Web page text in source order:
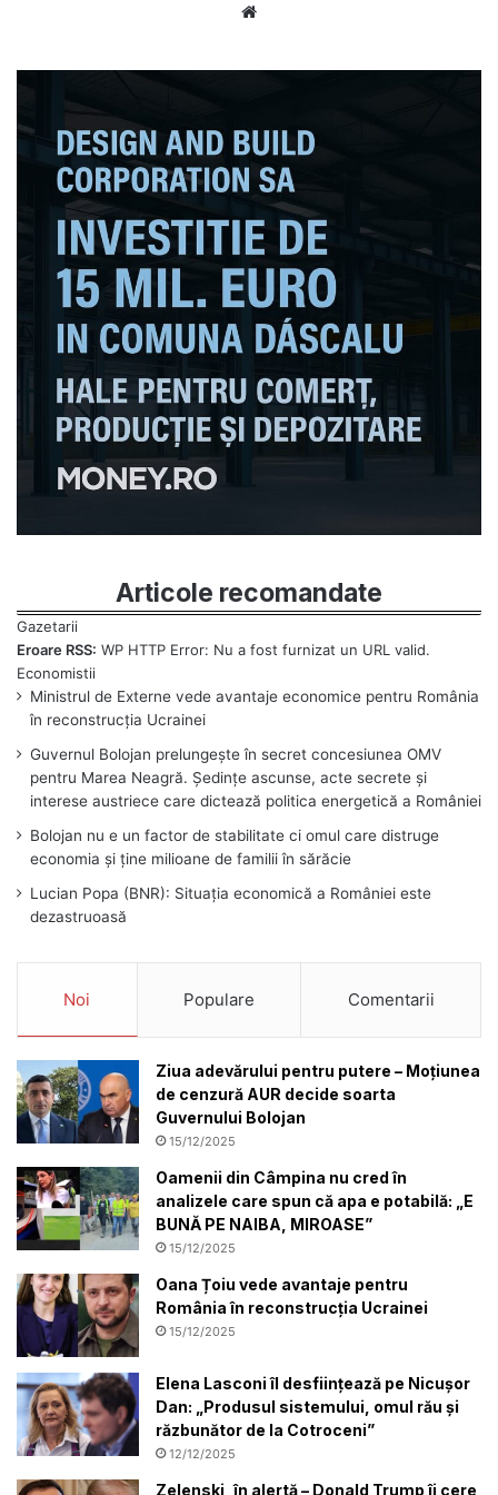
Articole recomandate
Eroare RSS: WP HTTP Error: Nu a fost furnizat un URL valid.
Ministrul de Externe vede avantaje economice pentru România
în reconstrucția Ucrainei
Guvernul Bolojan prelungește în secret concesiunea OMV
pentru Marea Neagră. Ședințe ascunse, acte secrete și
interese austriece care dictează politica energetică a României
Bolojan nu e un factor de stabilitate ci omul care distruge
economia și ține milioane de familii în sărăcie
Lucian Popa (BNR): Situația economică a României este
dezastruoasă
Noi Populare Comentarii
Ziua adevărului pentru putere – Moțiunea
de cenzură AUR decide soarta
Guvernului Bolojan
15/12/2025
Oamenii din Câmpina nu cred în
analizele care spun că apa e potabilă: „E
BUNĂ PE NAIBA, MIROASE”
15/12/2025
Oana Țoiu vede avantaje pentru
România în reconstrucția Ucrainei
15/12/2025
Elena Lasconi îl desființează pe Nicușor
Dan: „Produsul sistemului, omul rău și
răzbunător de la Cotroceni”
12/12/2025
Zelenski, în alertă – Donald Trump îi cere